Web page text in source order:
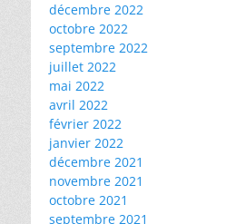
décembre 2022
octobre 2022
septembre 2022
juillet 2022
mai 2022
avril 2022
février 2022
janvier 2022
décembre 2021
novembre 2021
octobre 2021
septembre 2021